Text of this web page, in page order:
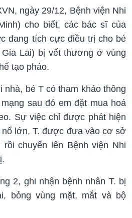
ngày 29/12, Bệnh viện Nhi
cho biết, các bác sĩ của
đang tích cực điều trị cho bé
Gia Lai) bị vết thương ở vùng
tạo pháo.
bé T có tham khảo thông
sau đó em đặt mua hoá
Sự việc chỉ được phát hiện
nổ lớn, T. được đưa vào cơ sở
chuyển lên Bệnh viện Nhi
2, ghi nhận bệnh nhân T. bị
bỏng vùng mặt, mắt và bộ